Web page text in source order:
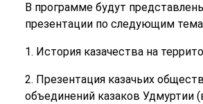
В программе будут
презентации по следующим
1. История казачества на
2. Презентация казачьих
объединений казаков Удмуртии